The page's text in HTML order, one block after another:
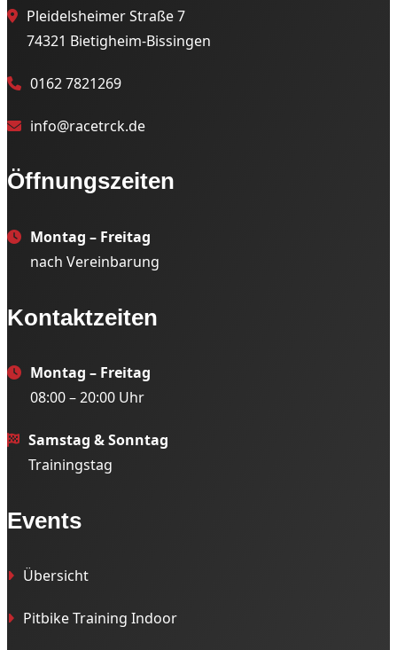
Pleidelsheimer Straße 7
74321 Bietigheim-Bissingen
0162 7821269
info@racetrck.de
Öffnungszeiten
Montag – Freitag
nach Vereinbarung
Kontaktzeiten
Montag – Freitag
08:00 – 20:00 Uhr
Samstag & Sonntag
Trainingstag
Events
Übersicht
Pitbike Training Indoor